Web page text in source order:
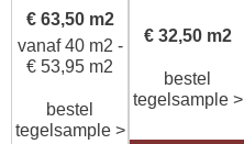
€ 63,50 m2
vanaf 40 m2 -
€ 53,95 m2
bestel
tegelsample >
€ 32,50 m2
bestel
tegelsample >